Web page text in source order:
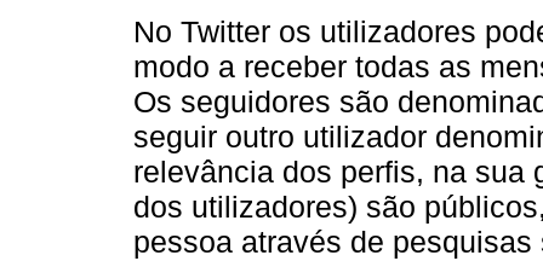
No Twitter os utilizadores
modo a receber todas as
Os seguidores são
seguir outro utilizador
relevância dos perfis, na sua
dos utilizadores) são
pessoa através de pesquisas